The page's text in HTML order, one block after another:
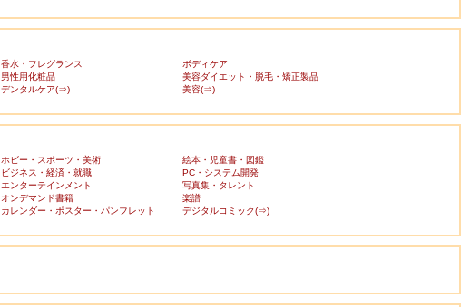
香水・フレグランス
ボディケア
男性用化粧品
美容ダイエット・脱毛・矯正製品
デンタルケア(⇒)
美容(⇒)
ホビー・スポーツ・美術
絵本・児童書・図鑑
ビジネス・経済・就職
PC・システム開発
エンターテインメント
写真集・タレント
オンデマンド書籍
楽譜
カレンダー・ポスター・パンフレット
デジタルコミック(⇒)